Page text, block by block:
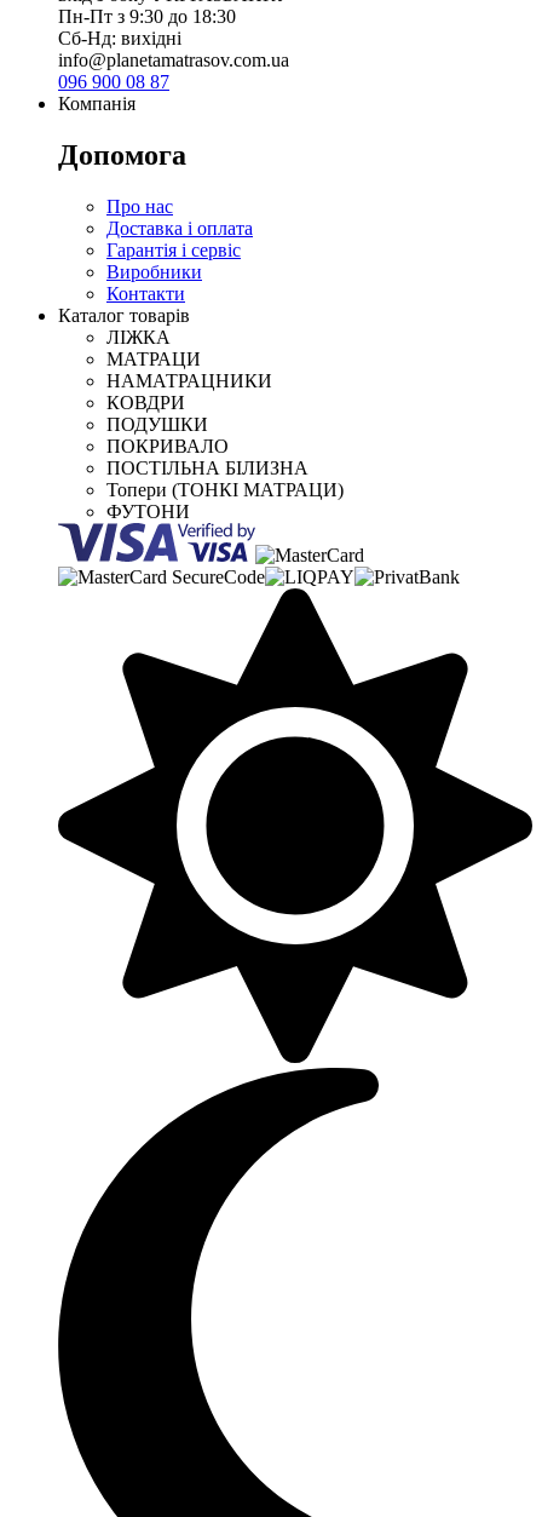
Пн-Пт з 9:30 до 18:30
Сб-Нд: вихідні
info@planetamatrasov.com.ua
096 900 08 87
Компанія
Допомога
Про нас
Доставка і оплата
Гарантія і сервіс
Виробники
Контакти
Каталог товарів
ЛІЖКА
МАТРАЦИ
НАМАТРАЦНИКИ
КОВДРИ
ПОДУШКИ
ПОКРИВАЛО
ПОСТІЛЬНА БІЛИЗНА
Топери (ТОНКІ МАТРАЦИ)
ФУТОНИ